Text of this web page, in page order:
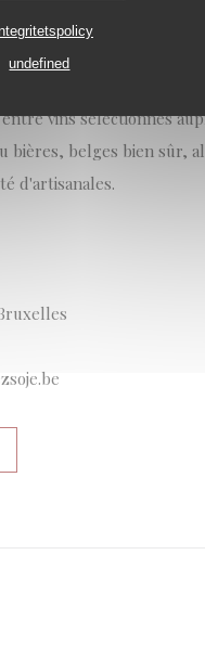
Integritetspolicy
undefined
ou 5 entrées et autant de
tableau).
vins sélectionnés
belges bien sûr,
d'artisanales.
I ETT NYTT FÖNSTER))